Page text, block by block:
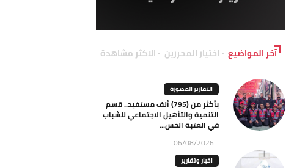
آخر المواضيع اختيار المحررين الاكثر مشاهدة
التقارير المصورة
بأكثر من (795) ألف مستفيد.. قسم
التنمية والتأهيل الاجتماعي للشباب
في العتبة الحس...
06/08/2026
اخبار وتقارير